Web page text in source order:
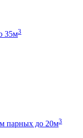
35м3
парных до 20м3